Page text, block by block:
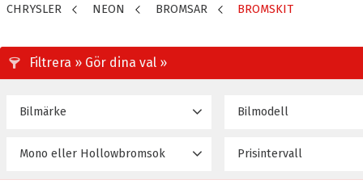
CHRYSLER NEON BROMSAR BROMSKIT
Prisintervall
Mono eller Hollowbromsok
Bilmärke Bilmodell